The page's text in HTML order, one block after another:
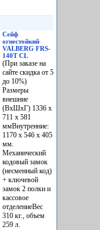
Сейф
огнестойкий
VALBERG FRS-
140T CL
(При заказе на
сайте скидка от 5
до 10%)
Размеры
внешние
(ВхШхГ) 1336 x
711 x 581
ммВнутренние:
1170 x 546 x 405
мм.
Механический
кодовый замок
(несменный код)
+ ключевой
замок 2 полки и
кассовое
отделениеВес
310 кг., объем
259 л.